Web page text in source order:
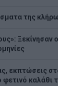
της
Ξεκίνησαν
εκπτώσεις
φετινό καλάθι